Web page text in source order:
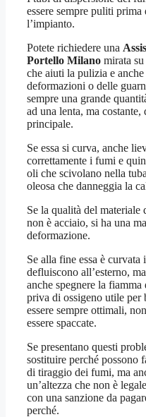
essere sempre puliti
l’impianto.
Potete richiedere una
Portello Milano mirata
che aiuti la pulizia e
deformazioni o delle
sempre una grande
ad una lenta, ma
principale.
Se essa si curva, anche
correttamente i fumi e
oli che scivolano nella
oleosa che danneggia la
Se la qualità del materiale
non è acciaio, si ha una
deformazione.
Se alla fine essa è
defluiscono all’esterno,
anche spegnere la
priva di ossigeno utile
essere sempre ottimali,
essere spaccate.
Se presentano questi
sostituire perché possono
di tiraggio dei fumi, ma
un’altezza che non è
con una sanzione da
perché.